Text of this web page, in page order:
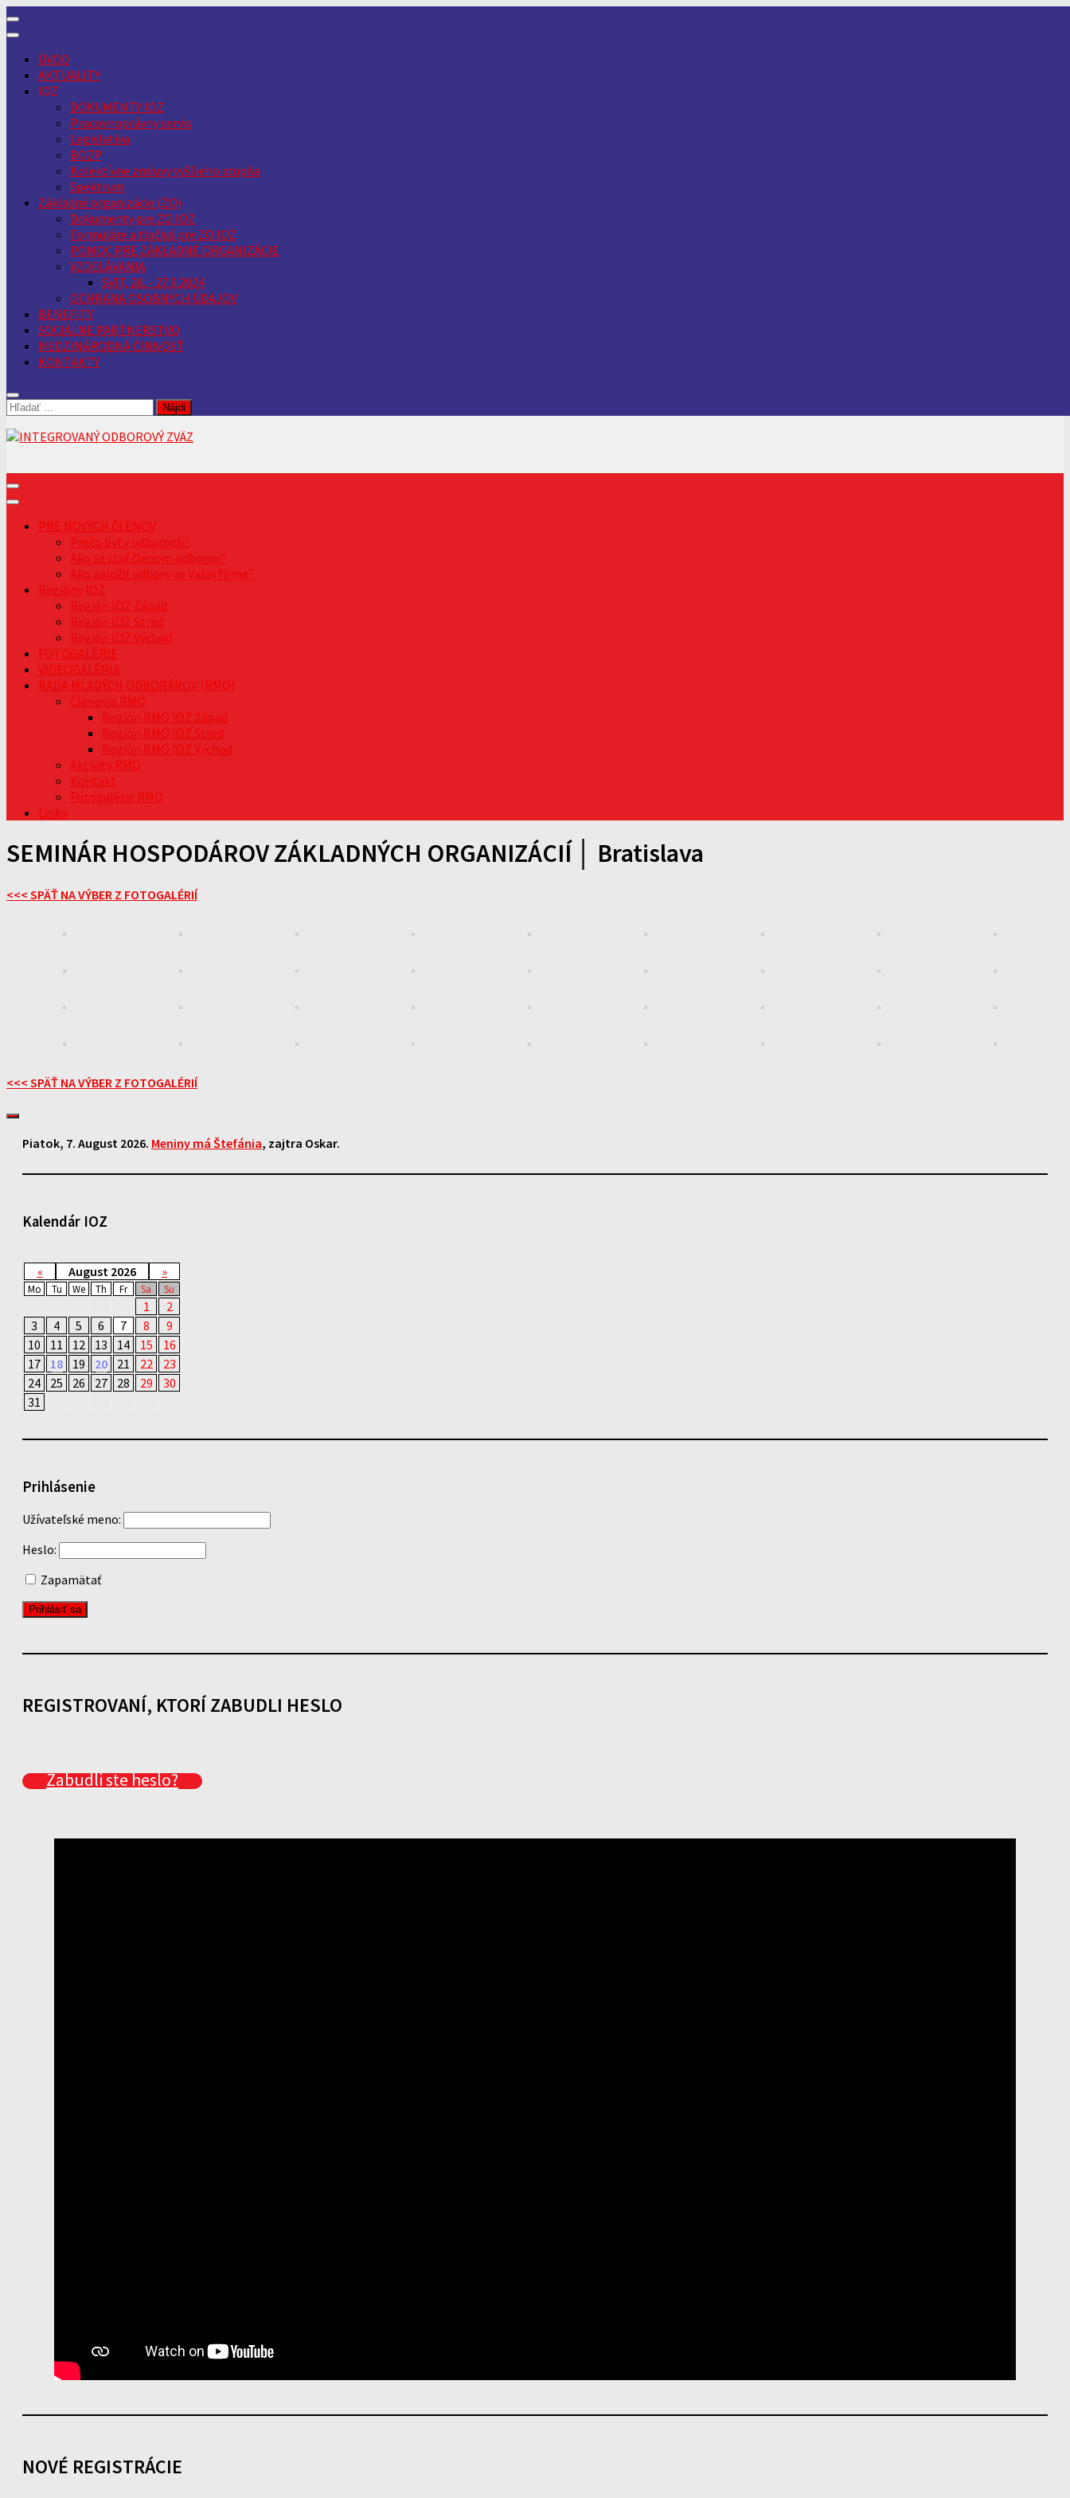
Skip
to
ÚVOD
AKTUALITY
IOZ
DOKUMENTY IOZ
Pracovnoprávny servis
Legislatíva
BOZP
Kolektívne zmluvy vyššieho stupňa
Spektrum
Základné organizácie (ZO)
Dokumenty pre ZO IOZ
Formuláre a tlačivá pre ZO IOZ
POMOC PRE ZÁKLADNÉ ORGANIZÁCIE
VZDELÁVANIA
SVIT, 26. - 27.9.2024
OCHRANA OSOBNÝCH ÚDAJOV
BENEFITY
SOCIÁLNE PARTNERSTVO
MEDZINÁRODNÁ ČINNOSŤ
KONTAKTY
Hľadať:
PRE NOVÝCH ČLENOV
Prečo byť v odboroch?
Ako sa stať členom odborov?
Ako založiť odbory vo Vašej firme?
Regióny IOZ
Región IOZ Západ
Región IOZ Stred
Región IOZ Východ
FOTOGALÉRIE
VIDEOGALÉRIA
RADA MLADÝCH ODBORÁROV (RMO)
Členovia RMO
Región RMO IOZ Západ
Región RMO IOZ Stred
Región RMO IOZ Východ
Aktivity RMO
Kontakt
Fotogalérie RMO
Linky
SEMINÁR HOSPODÁROV ZÁKLADNÝCH ORGANIZÁCIÍ │ Bratislava
<<< SPÄŤ NA VÝBER Z FOTOGALÉRIÍ
<<< SPÄŤ NA VÝBER Z FOTOGALÉRIÍ
Piatok, 7. August 2026. Meniny má Štefánia, zajtra Oskar.
Kalendár IOZ
« August 2026 »
Mo Tu We Th Fr Sa Su
1
2
3
4 5 6 7 8
9
10
11 12 13 14 15
16
17
18 19 20 21 22
23
24
25 26 27 28 29
30
31
Prihlásenie
Užívateľské meno:
Heslo:
Zapamätať
REGISTROVANÍ, KTORÍ ZABUDLI HESLO
Zabudli ste heslo?
NOVÉ REGISTRÁCIE